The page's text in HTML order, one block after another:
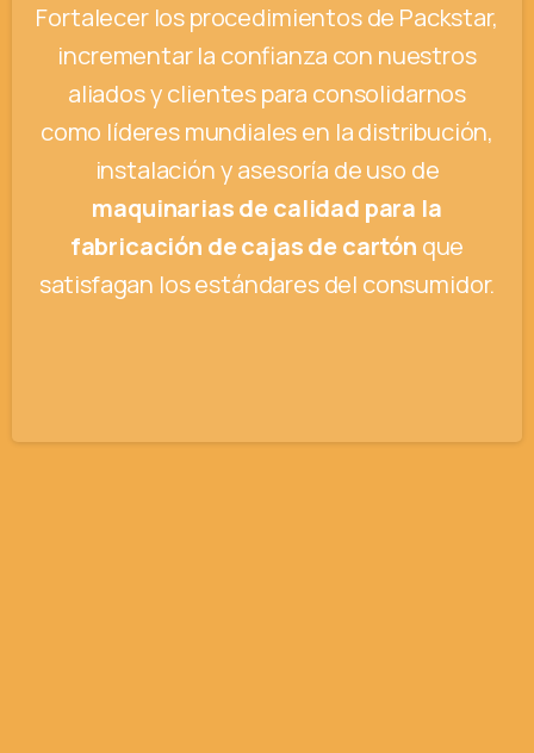
Fortalecer los procedimientos de Packstar,
incrementar la confianza con nuestros
aliados y clientes para consolidarnos
como líderes mundiales en la distribución,
instalación y asesoría de uso de
maquinarias de calidad para la
fabricación de cajas de cartón que
satisfagan los estándares del consumidor.